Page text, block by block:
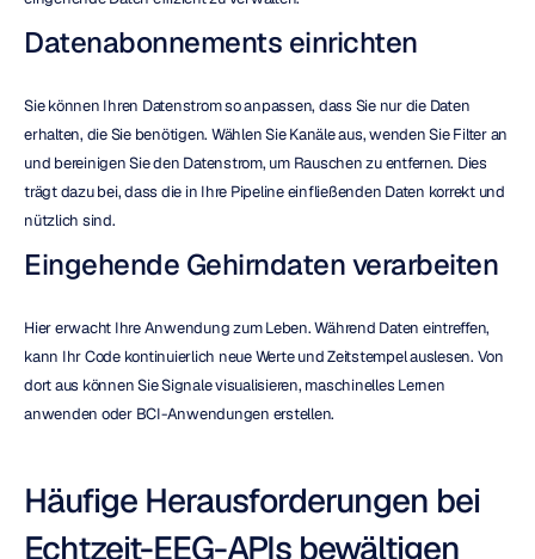
Datenabonnements einrichten
Sie können Ihren Datenstrom so anpassen, dass Sie nur die Daten
erhalten, die Sie benötigen. Wählen Sie Kanäle aus, wenden Sie Filter an
und bereinigen Sie den Datenstrom, um Rauschen zu entfernen. Dies
trägt dazu bei, dass die in Ihre Pipeline einfließenden Daten korrekt und
nützlich sind.
Eingehende Gehirndaten verarbeiten
Hier erwacht Ihre Anwendung zum Leben. Während Daten eintreffen,
kann Ihr Code kontinuierlich neue Werte und Zeitstempel auslesen. Von
dort aus können Sie Signale visualisieren, maschinelles Lernen
anwenden oder BCI-Anwendungen erstellen.
Häufige Herausforderungen bei
Echtzeit-EEG-APIs bewältigen